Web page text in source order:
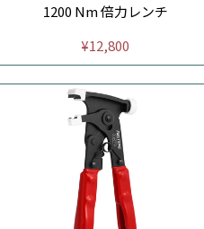
1200 Nm 倍力レンチ
¥12,800